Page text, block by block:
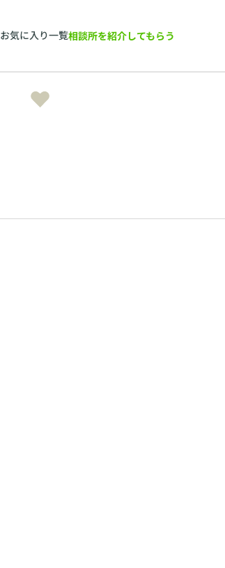
お気に入り一覧相談所を紹介してもらう